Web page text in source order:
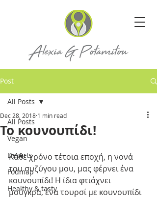
Post
All Posts
Vegan
Deserts
Fodmap
Healthy & tasty
All Posts
Το κουνουπίδι!
Dec 28, 2018 1 min read
Κάθε χρόνο τέτοια εποχή, η νονά
του συζύγου μου, μας φέρνει ένα
κουνουπίδι! Η ίδια φτιάχνει
μούγκρα, ένα τουρσί με κουνουπίδι